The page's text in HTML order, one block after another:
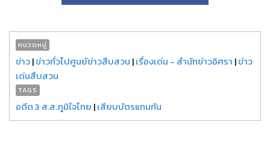
หมวดหมู่
ข่าว|ข่าวทั่วไปศูนย์ข่าวสืบสวน |เรื่องเด่น - สำนักข่าวอิศรา |ข่าว
เด่นสืบสวน
TAGS
อดีต 3 ส.ส.ภูมิใจไทย |เสียบบัตรแทนกัน